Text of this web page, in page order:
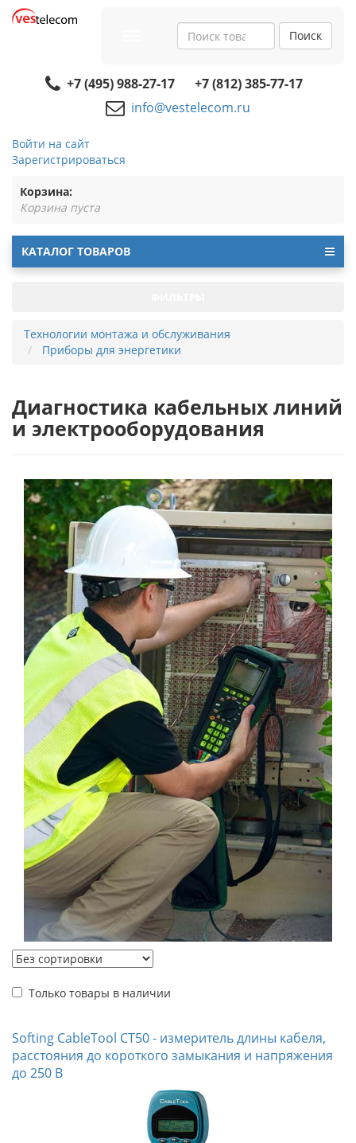
navigation
Поиск
+7 (495) 988-27-17
+7 (812) 385-77-17
info@vestelecom.ru
Войти на сайт
Зарегистрироваться
Корзина:
Корзина пуста
КАТАЛОГ ТОВАРОВ
Технологии монтажа и обслуживания
Приборы для энергетики
Диагностика кабельных линий
и электрооборудования
Только товары в наличии
Softing CableTool CT50 - измеритель длины кабеля,
расстояния до короткого замыкания и напряжения
до 250 В